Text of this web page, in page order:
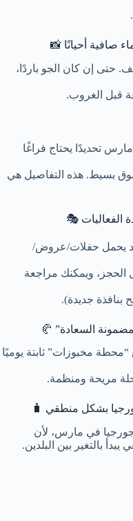
حتى إن كان الجو باردًا،
قبل الغروب.
تحديدًا يحتاج فراغًا
بسيط. هذه التفاصيل هي
قد يحمل حفلات/عروض/
الحجز، ويمكنك مراجعة
بنافذة جديدة).
مخبوزات” ثابتة يوميًا
مريحة ومنظمة.
في مارس، لأن
بالتغير بين البلدين.